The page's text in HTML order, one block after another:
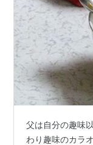
父は自分の趣味
わり趣味のカラ